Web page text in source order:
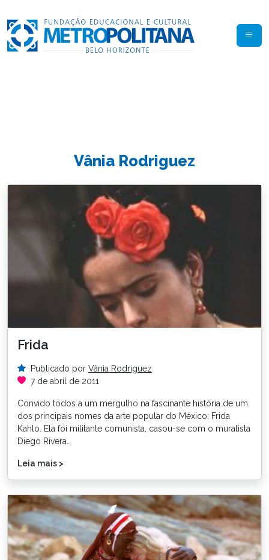
Vânia Rodriguez
Frida
Publicado por Vânia Rodriguez
7 de abril de 2011
Convido todos a um mergulho na fascinante história de um
dos principais nomes da arte popular do México: Frida
Kahlo. Ela foi militante comunista, casou-se com o muralista
Diego Rivera…
Leia mais >